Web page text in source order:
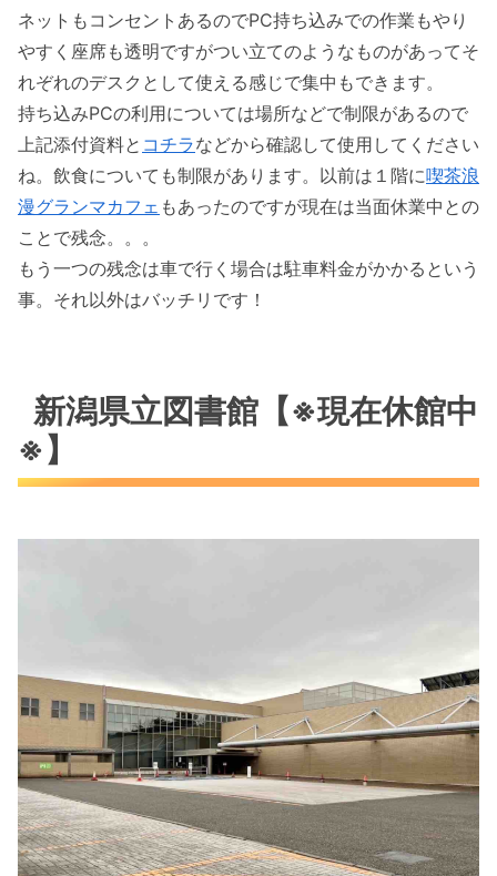
ネットもコンセントあるのでPC持ち込みでの作業もやり
やすく座席も透明ですがつい立てのようなものがあってそ
れぞれのデスクとして使える感じで集中もできます。
持ち込みPCの利用については場所などで制限があるので
上記添付資料と コチラなどから確認して使用してください
ね。飲食についても制限があります。以前は１階に喫茶浪
漫グランマカフェ もあったのですが現在は当面休業中との
ことで残念。。。
もう一つの残念は車で行く場合は駐車料金がかかるという
事。それ以外はバッチリです！
新潟県立図書館【※現在休館中
※】